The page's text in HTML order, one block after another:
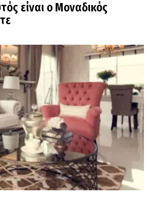
είναι ο Μοναδικός